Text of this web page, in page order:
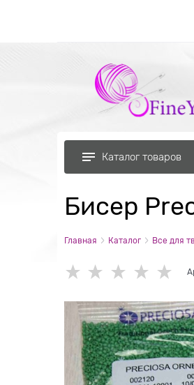
Каталог товаров
Бисер
Главная Каталог Все для